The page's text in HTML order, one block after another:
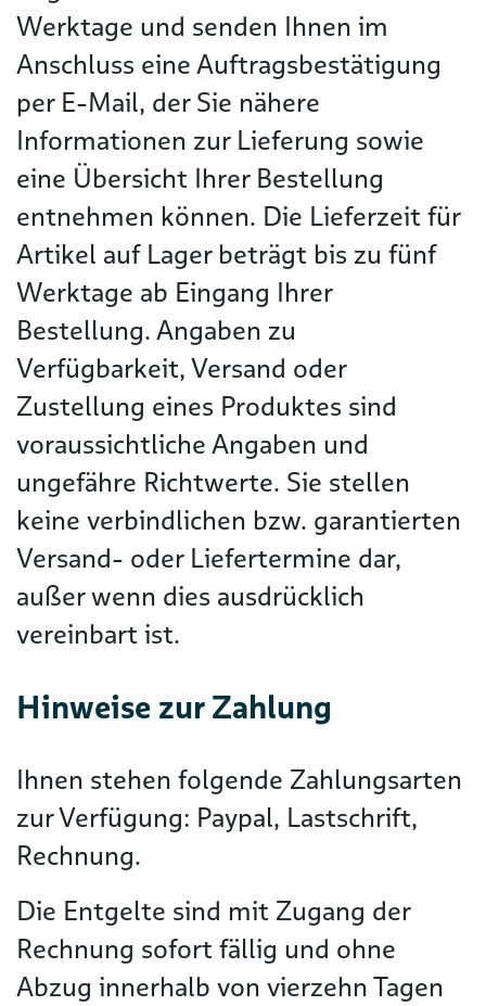
Werktage und senden Ihnen im
Anschluss eine Auftragsbestätigung
per E-Mail, der Sie nähere
Informationen zur Lieferung sowie
eine Übersicht Ihrer Bestellung
entnehmen können. Die Lieferzeit für
Artikel auf Lager beträgt bis zu fünf
Werktage ab Eingang Ihrer
Bestellung. Angaben zu
Verfügbarkeit, Versand oder
Zustellung eines Produktes sind
voraussichtliche Angaben und
ungefähre Richtwerte. Sie stellen
keine verbindlichen bzw. garantierten
Versand- oder Liefertermine dar,
außer wenn dies ausdrücklich
vereinbart ist.
Hinweise zur Zahlung
Ihnen stehen folgende Zahlungsarten
zur Verfügung: Paypal, Lastschrift,
Rechnung.
Die Entgelte sind mit Zugang der
Rechnung sofort fällig und ohne
Abzug innerhalb von vierzehn Tagen